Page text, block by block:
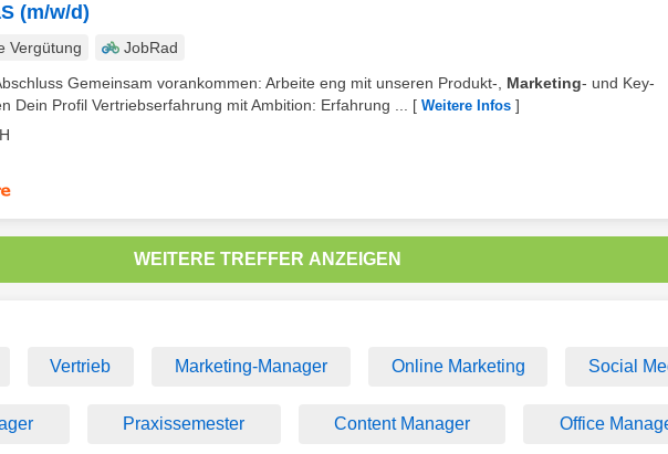
(m/w/d)
Vergütung
JobRad
Gemeinsam vorankommen: Arbeite eng mit unseren Produkt-, Marketing- und Key-
Dein Profil Vertriebserfahrung mit Ambition: Erfahrung ...
[ Weitere Infos ]
WEITERE TREFFER ANZEIGEN
Vertrieb Marketing-Manager Online Marketing Social
Praxissemester Content Manager Office